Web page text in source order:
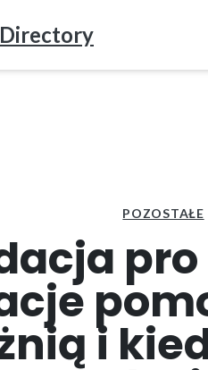
Directory
POZOSTAŁE
i